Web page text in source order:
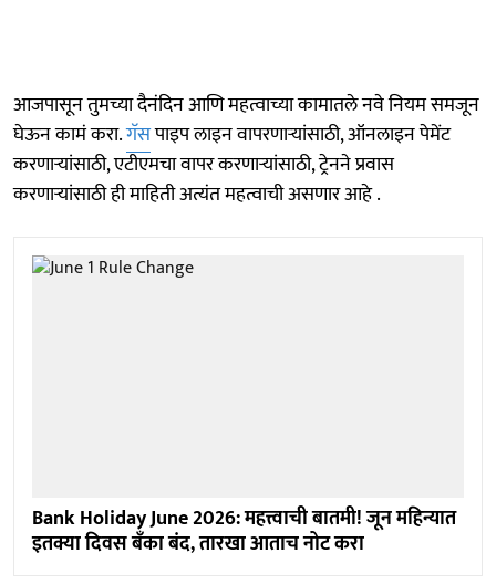
आजपासून तुमच्या दैनंदिन आणि महत्वाच्या कामातले नवे नियम समजून
घेऊन कामं करा.गॅसपाइप लाइन वापरणाऱ्यांसाठी, ऑनलाइन पेमेंट
करणाऱ्यांसाठी, एटीएमचा वापर करणाऱ्यांसाठी, ट्रेनने प्रवास
करणाऱ्यांसाठी ही माहिती अत्यंत महत्वाची असणार आहे .
Bank Holiday June 2026: महत्त्वाची बातमी! जून महिन्यात
इतक्या दिवस बँका बंद, तारखा आताच नोट करा